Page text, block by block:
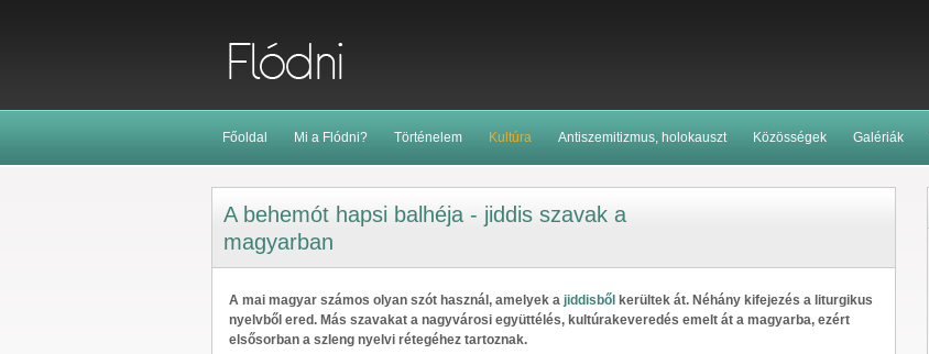
Főoldal Mi a Flódni? Történelem Kultúra Antiszemitizmus, holokauszt Közösségek Galériák
A behemót hapsi balhéja - jiddis szavak a
magyarban
A mai magyar számos olyan szót használ, amelyek a jiddisből kerültek át. Néhány kifejezés a liturgikus
nyelvből ered. Más szavakat a nagyvárosi együttélés, kultúrakeveredés emelt át a magyarba, ezért
elsősorban a szleng nyelvi rétegéhez tartoznak.